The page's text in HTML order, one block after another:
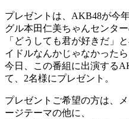
プレゼントは、AKB48が今
グル本田仁美ちゃんセンタ
「どうしても君が好きだ」
イドルなんかじゃなかった
今日、この番組に出演する
て、2名様にプレゼント。
プレゼントご希望の方は、
ージテーマの他に、